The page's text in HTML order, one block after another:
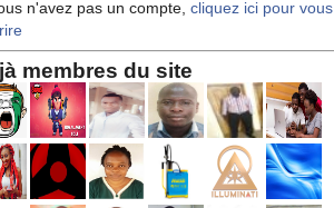
n'avez pas un compte, cliquez ici pour vous
membres du site